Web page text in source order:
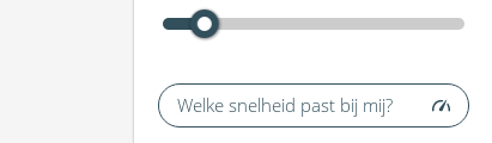
Welke snelheid past bij mij?